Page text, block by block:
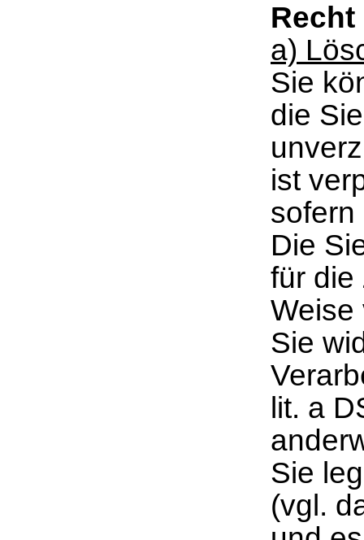
Recht
a)
Sie
die
ist
sofern
Die
für die
Weise
Sie
lit. a
Sie
(vgl.